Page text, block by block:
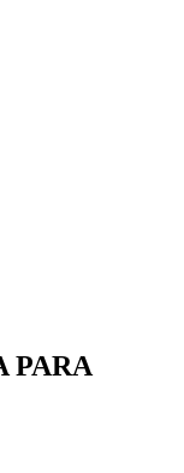
PARA